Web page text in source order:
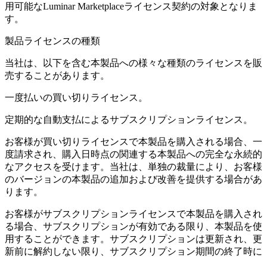
用可能なLuminar Marketplaceライセンス契約の対象となりま
す。
製品ライセンスの種類
当社は、以下を含む本製品への様々な種類のライセンスを販
売することがあります。
一度払いの買い切りライセンス。
定期的な自動支払によるサブスクリプションライセンス。
お客様が買い切りライセンスで本製品を購入される場合、一
度請求され、購入日時点の関連する本製品への完全な永続的
なアクセスを受けます。当社は、単独の裁量により、お客様
のバージョンの本製品の追加および改善を提供する場合があ
ります。
お客様がサブスクリプションライセンスで本製品を購入され
る場合、サブスクリプションが有効である限り、本製品を使
用することができます。サブスクリプションは更新され、更
新前に解約しない限り、サブスクリプション期間の終了時に